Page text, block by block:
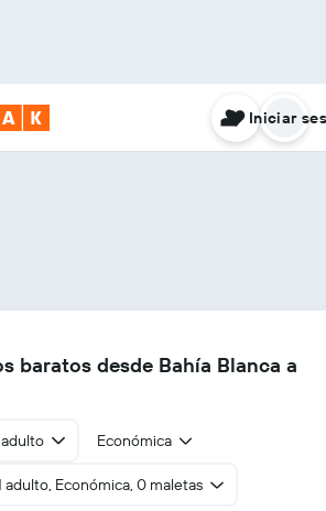
Iniciar
baratos desde Bahía Blanca a
adulto Económica
adulto, Económica, 0 maletas